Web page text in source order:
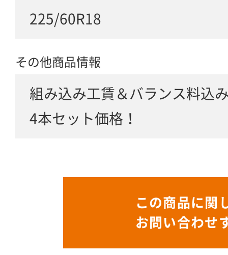
225/60R18
その他商品情報
組み込み工賃＆バランス料込
4本セット価格！
この商品に関
お問い合わせ